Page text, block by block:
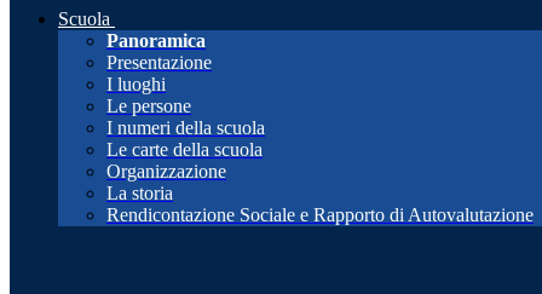
Scuola
Panoramica
Presentazione
I luoghi
Le persone
I numeri della scuola
Le carte della scuola
Organizzazione
La storia
Rendicontazione Sociale e Rapporto di Autovalutazione